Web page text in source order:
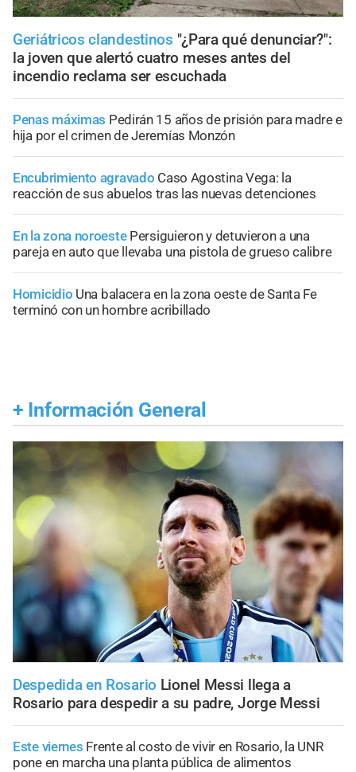
Geriátricos clandestinos "¿Para qué denunciar?":
la joven que alertó cuatro meses antes del
incendio reclama ser escuchada
Penas máximas Pedirán 15 años de prisión para madre e
hija por el crimen de Jeremías Monzón
Encubrimiento agravado Caso Agostina Vega: la
reacción de sus abuelos tras las nuevas detenciones
En la zona noroeste Persiguieron y detuvieron a una
pareja en auto que llevaba una pistola de grueso calibre
Homicidio Una balacera en la zona oeste de Santa Fe
terminó con un hombre acribillado
+ Información General
Despedida en Rosario Lionel Messi llega a
Rosario para despedir a su padre, Jorge Messi
Este viernes Frente al costo de vivir en Rosario, la UNR
pone en marcha una planta pública de alimentos